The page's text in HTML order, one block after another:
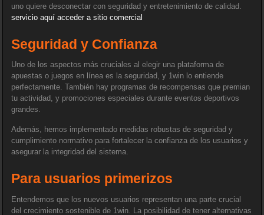
uno quiere desconectar con seguridad y entretenimiento de calidad.
servicio aquí acceder a sitio comercial
Seguridad y Confianza
Uno de los aspectos más cruciales al elegir una plataforma de
apuestas o juegos en línea es la seguridad, y 1win lo entiende
perfectamente. También hay programas de recompensas que premian
tu actividad, y promociones especiales durante eventos deportivos
grandes.
Además, hemos implementado medidas robustas de seguridad y
cumplimiento normativo para fortalecer la confianza de los usuarios y
asegurar la integridad del sistema.
Para usuarios primerizos
Entendemos que los nuevos usuarios representan una parte crucial
del crecimiento sostenible de 1win. La posibilidad de tener alternativas